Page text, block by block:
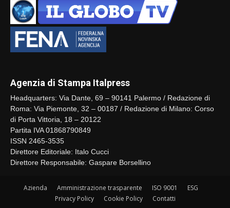
Agenzia di Stampa Italpress
Headquarters: Via Dante, 69 – 90141 Palermo / Redazione di
Roma: Via Piemonte, 32 – 00187 / Redazione di Milano: Corso
di Porta Vittoria, 18 – 20122
Partita IVA 01868790849
ISSN 2465-3535
Direttore Editoriale: Italo Cucci
Direttore Responsabile: Gaspare Borsellino
Azienda Amministrazione trasparente ISO 9001
ESG
Privacy Policy
Cookie Policy Contatti